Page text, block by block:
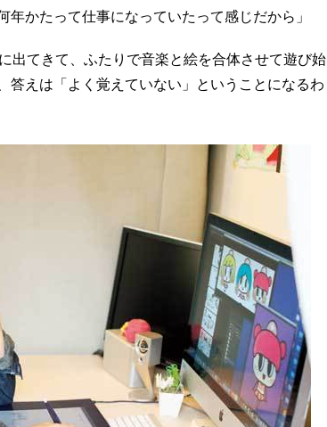
かたって仕事になっていたって感じだから」
出てきて、ふたりで音楽と絵を合体させて遊び始
答えは「よく覚えていない」ということになるわ